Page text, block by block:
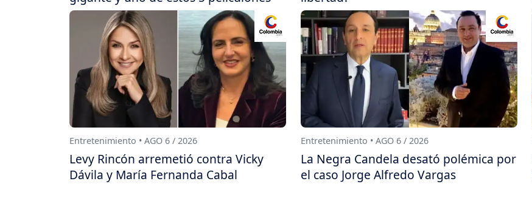
Entretenimiento • AGO 6 / 2026
Levy Rincón arremetió contra Vicky
Dávila y María Fernanda Cabal
Entretenimiento • AGO 6 / 2026
La Negra Candela desató polémica por
el caso Jorge Alfredo Vargas